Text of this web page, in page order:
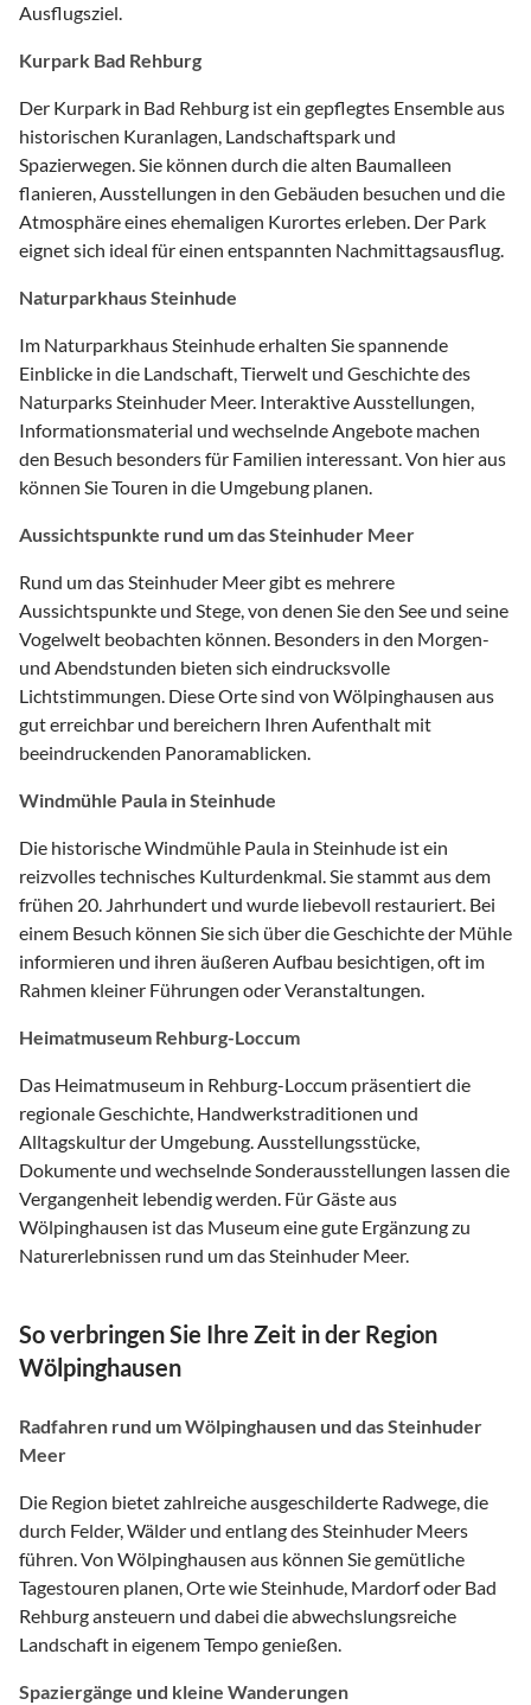
Ausflugsziel.
Kurpark Bad Rehburg
Der Kurpark in Bad Rehburg ist ein gepflegtes Ensemble aus
historischen Kuranlagen, Landschaftspark und
Spazierwegen. Sie können durch die alten Baumalleen
flanieren, Ausstellungen in den Gebäuden besuchen und die
Atmosphäre eines ehemaligen Kurortes erleben. Der Park
eignet sich ideal für einen entspannten Nachmittagsausflug.
Naturparkhaus Steinhude
Im Naturparkhaus Steinhude erhalten Sie spannende
Einblicke in die Landschaft, Tierwelt und Geschichte des
Naturparks Steinhuder Meer. Interaktive Ausstellungen,
Informationsmaterial und wechselnde Angebote machen
den Besuch besonders für Familien interessant. Von hier aus
können Sie Touren in die Umgebung planen.
Aussichtspunkte rund um das Steinhuder Meer
Rund um das Steinhuder Meer gibt es mehrere
Aussichtspunkte und Stege, von denen Sie den See und seine
Vogelwelt beobachten können. Besonders in den Morgen-
und Abendstunden bieten sich eindrucksvolle
Lichtstimmungen. Diese Orte sind von Wölpinghausen aus
gut erreichbar und bereichern Ihren Aufenthalt mit
beeindruckenden Panoramablicken.
Windmühle Paula in Steinhude
Die historische Windmühle Paula in Steinhude ist ein
reizvolles technisches Kulturdenkmal. Sie stammt aus dem
frühen 20. Jahrhundert und wurde liebevoll restauriert. Bei
einem Besuch können Sie sich über die Geschichte der Mühle
informieren und ihren äußeren Aufbau besichtigen, oft im
Rahmen kleiner Führungen oder Veranstaltungen.
Heimatmuseum Rehburg-Loccum
Das Heimatmuseum in Rehburg-Loccum präsentiert die
regionale Geschichte, Handwerkstraditionen und
Alltagskultur der Umgebung. Ausstellungsstücke,
Dokumente und wechselnde Sonderausstellungen lassen die
Vergangenheit lebendig werden. Für Gäste aus
Wölpinghausen ist das Museum eine gute Ergänzung zu
Naturerlebnissen rund um das Steinhuder Meer.
So verbringen Sie Ihre Zeit in der Region
Wölpinghausen
Radfahren rund um Wölpinghausen und das Steinhuder
Meer
Die Region bietet zahlreiche ausgeschilderte Radwege, die
durch Felder, Wälder und entlang des Steinhuder Meers
führen. Von Wölpinghausen aus können Sie gemütliche
Tagestouren planen, Orte wie Steinhude, Mardorf oder Bad
Rehburg ansteuern und dabei die abwechslungsreiche
Landschaft in eigenem Tempo genießen.
Spaziergänge und kleine Wanderungen